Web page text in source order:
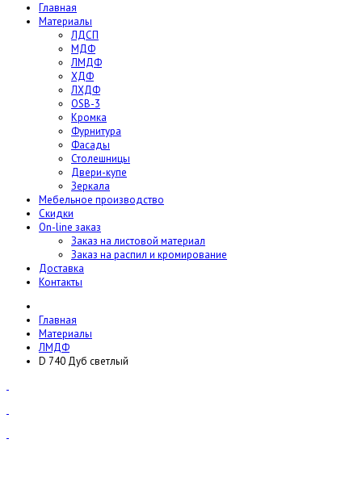
Главная
Материалы
ЛДСП
МДФ
ЛМДФ
ХДФ
ЛХДФ
OSB-3
Кромка
Фурнитура
Фасады
Столешницы
Двери-купе
Зеркала
Мебельное производство
Скидки
On-line заказ
Заказ на листовой материал
Заказ на распил и кромирование
Доставка
Контакты
Главная
Материалы
ЛМДФ
D 740 Дуб светлый